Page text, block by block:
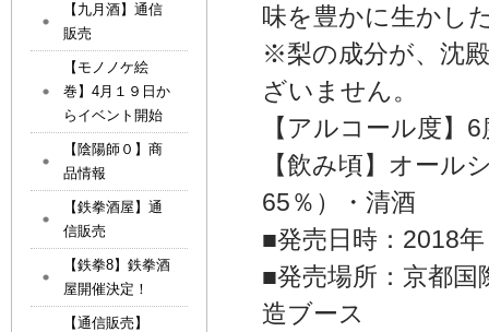
味を豊かに生かし
※梨の成分が、沈
ざいません。
【アルコール度
【飲み頃】オール
65％）・清酒
■発売日時：2018
■発売場所：京都
造ブース
【九月酒】通信
販売
【モノノケ絵
巻】4月１９日か
らイベント開始
【陰陽師０】商
品情報
【鉄拳酒屋】通
信販売
【鉄拳8】鉄拳酒
屋開催決定！
【通信販売】